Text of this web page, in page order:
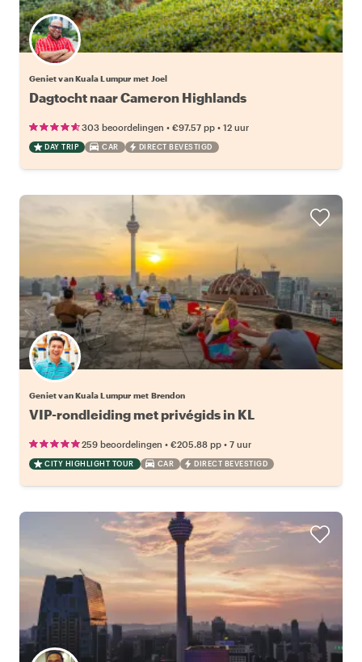
Geniet van Kuala Lumpur met Joel
Dagtocht naar Cameron Highlands
303 beoordelingen • €97.57 pp • 12 uur
DAY TRIP CAR DIRECT BEVESTIGD
Geniet van Kuala Lumpur met Brendon
VIP-rondleiding met privégids in KL
259 beoordelingen • €205.88 pp • 7 uur
CITY HIGHLIGHT TOUR CAR DIRECT BEVESTIGD